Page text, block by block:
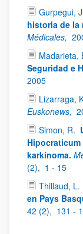
Gurpegui,
historia de la
Médicales,
Madarieta,
Seguridad e
2005
Lizarraga,
Euskonews,
Simon, R.
karkínoma.
(2), 1 - 15
Thillaud, L.
en Pays
42 (2), 131 -